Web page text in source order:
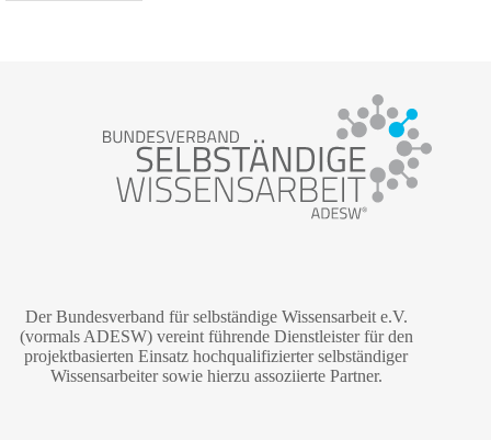
Der Bundesverband für selbständige Wissensarbeit e.V.
(vormals ADESW) vereint führende Dienstleister für den
projektbasierten Einsatz hochqualifizierter selbständiger
Wissensarbeiter sowie hierzu assoziierte Partner.